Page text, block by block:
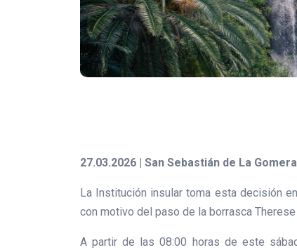
27.03.2026 | San Sebastián de La Gomera
La Institución insular toma esta decisión
con motivo del paso de la borrasca
A partir de las 08:00 horas de este